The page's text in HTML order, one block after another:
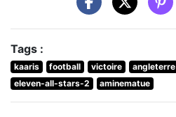
Tags :
kaaris football victoire angleterre
eleven-all-stars-2
aminematue